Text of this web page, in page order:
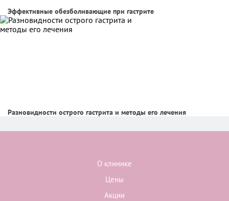
Эффективные обезболивающие при гастрите
Разновидности острого гастрита и методы его лечения
О клинике
Цены
Акции